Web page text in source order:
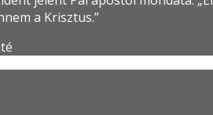
a Krisztus.”